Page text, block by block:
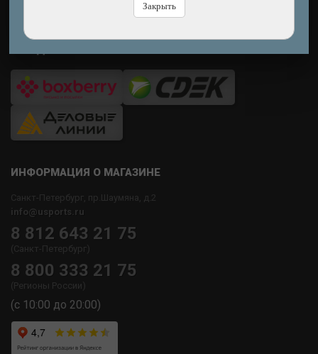
Закрыть
ИНФОРМАЦИЯ О МАГАЗИНЕ
Санкт-Петербург, пр.Шаумяна, д.2
info@usports.ru
8 812 643 21 75
(Санкт-Петербург)
8 800 333 21 75
(Регионы России)
(с 10:00 до 20:00)